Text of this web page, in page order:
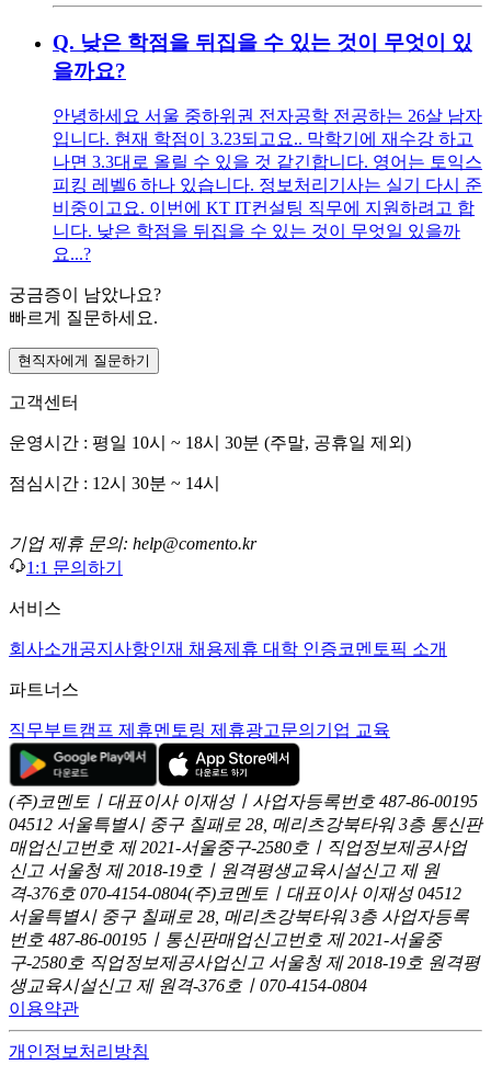
Q. 낮은 학점을 뒤집을 수 있는 것이 무엇이 있
을까요?
안녕하세요 서울 중하위권 전자공학 전공하는 26살 남자
입니다. 현재 학점이 3.23되고요.. 막학기에 재수강 하고
나면 3.3대로 올릴 수 있을 것 같긴합니다. 영어는 토익스
피킹 레벨6 하나 있습니다. 정보처리기사는 실기 다시 준
비중이고요. 이번에 KT IT컨설팅 직무에 지원하려고 합
니다. 낮은 학점을 뒤집을 수 있는 것이 무엇일 있을까
요...?
궁금증이 남았나요?
빠르게 질문하세요.
현직자에게 질문하기
고객센터
운영시간 : 평일 10시 ~ 18시 30분 (주말, 공휴일 제외)
점심시간 : 12시 30분 ~ 14시
기업 제휴 문의: help@comento.kr
1:1 문의하기
서비스
회사소개 공지사항인재 채용제휴 대학 인증코멘토픽 소개
파트너스
직무부트캠프 제휴멘토링 제휴광고문의 기업 교육
(주)코멘토ㅣ대표이사 이재성ㅣ사업자등록번호 487-86-00195
04512 서울특별시 중구 칠패로 28, 메리츠강북타워 3층 통신판
매업신고번호 제 2021-서울중구-2580호ㅣ직업정보제공사업
신고 서울청 제 2018-19호ㅣ원격평생교육시설신고 제 원
격-376호 070-4154-0804(주)코멘토ㅣ대표이사 이재성 04512
서울특별시 중구 칠패로 28, 메리츠강북타워 3층 사업자등록
번호 487-86-00195ㅣ통신판매업신고번호 제 2021-서울중
구-2580호 직업정보제공사업신고 서울청 제 2018-19호 원격평
생교육시설신고 제 원격-376호ㅣ070-4154-0804
이용약관
개인정보처리방침